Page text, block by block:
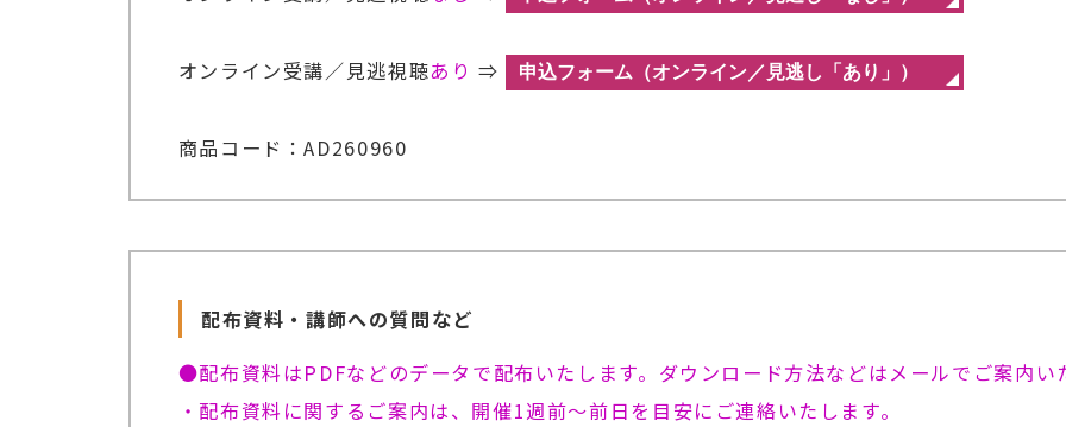
オンライン受講／見逃視聴あり ⇒
商品コード：AD260960
配布資料・講師への質問など
●配布資料はPDFなどのデータで配布いたします。ダウンロード方法などはメールでご案内い
・配布資料に関するご案内は、開催1週前～前日を目安にご連絡いたします。